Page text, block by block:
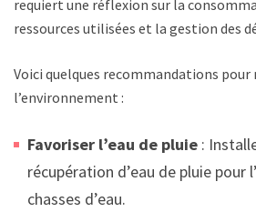
requiert une réflexion sur la
ressources utilisées et la gestion des
Voici quelques recommandations pour
l’environnement :
Favoriser l’eau de pluie :
récupération d’eau de pluie pour
chasses d’eau.